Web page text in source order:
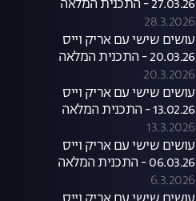
27.03.26 - התכנית המלאה
28.3.2026
עושים שישי עם אריק וייס
20.03.26 - התכנית המלאה
20.3.2026
עושים שישי עם אריק וייס
13.02.26 - התכנית המלאה
13.3.2026
עושים שישי עם אריק וייס
06.03.26 - התכנית המלאה
6.3.2026